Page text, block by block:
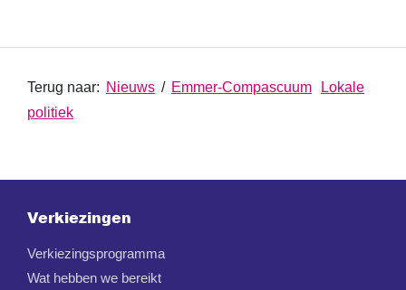
Terug naar: Nieuws / Emmer-Compascuum
Lokale
politiek
Verkiezingen
Verkiezingsprogramma
Wat hebben we bereikt